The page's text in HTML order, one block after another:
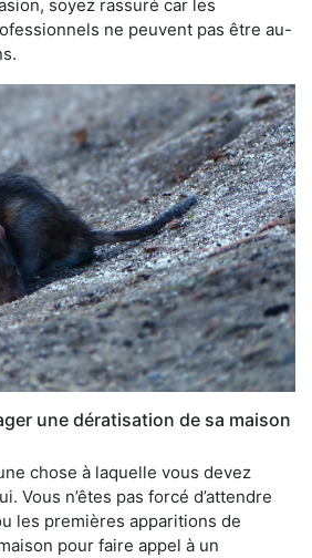
soyez rassuré car les
ne peuvent pas être au-
une dératisation de sa maison
chose à laquelle vous devez
Vous n’êtes pas forcé d’attendre
les premières apparitions de
pour faire appel à un